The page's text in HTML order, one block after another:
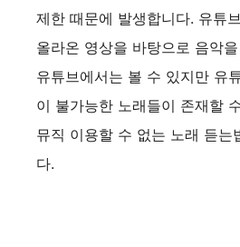
제한 때문에 발생합니다. 유튜
올라온 영상을 바탕으로 음악
유튜브에서는 볼 수 있지만 유
이 불가능한 노래들이 존재할
뮤직 이용할 수 없는 노래 듣는
다.